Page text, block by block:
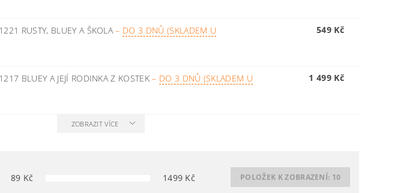
RUSTY, BLUEY A ŠKOLA– DO 3 DNŮ (SKLADEM U
549 Kč
BLUEY A JEJÍ RODINKA Z KOSTEK– DO 3 DNŮ (SKLADEM U
1 499 Kč
ZOBRAZIT VÍCE
89 Kč 1499 Kč POLOŽEK K ZOBRAZENÍ: 10